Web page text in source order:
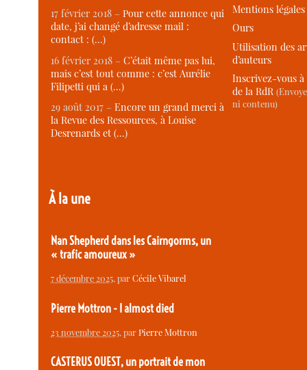
17 février 2018 –Pour cette annonce qui
date, j’ai changé d’adresse mail :
contact : (…)
16 février 2018 –C’était même pas lui,
mais c’est tout comme : c’est Aurélie
Filipetti qui a (…)
29 août 2017 –Encore un grand merci à
la Revue des Ressources, à Louise
Desrenards et (…)
À la une
Nan Shepherd dans les Cairngorms, un
« trafic amoureux »
7 décembre 2025, parCécile Vibarel
Pierre Mottron - I almost died
23 novembre 2025, parPierre Mottron
CASTERUS OUEST, un portrait de mon
Mentions légales
Ours
Utilisation des
d’auteurs
Inscrivez-vous
de la RdR
ni contenu)